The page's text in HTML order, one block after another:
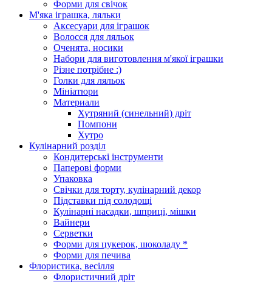
Форми для свічок
М'яка іграшка, ляльки
Аксесуари для іграшок
Волосся для ляльок
Оченята, носики
Набори для виготовлення м'якої іграшки
Різне потрібне :)
Голки для ляльок
Мініатюри
Материали
Хутряний (синельний) дріт
Помпони
Хутро
Кулінарний розділ
Кондитерські інструменти
Паперові форми
Упаковка
Свічки для торту, кулінарний декор
Підставки під солодощі
Кулінарні насадки, шприці, мішки
Вайнери
Серветки
Форми для цукерок, шоколаду *
Форми для печива
Флористика, весілля
Флористичний дріт